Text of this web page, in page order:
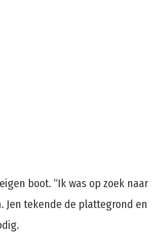
boot. “Ik was op zoek naar
Jen tekende de plattegrond en